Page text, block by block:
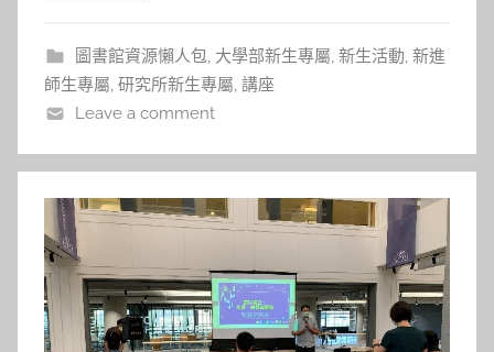
圖書館資源懶人包 大學部新生專屬 新生活動 新進
師生專屬 研究所新生專屬 講座
Leave a comment